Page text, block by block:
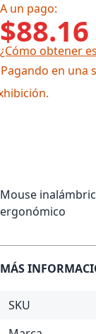
A un pago:
$88.16
¿Cómo obtener
en una
Mouse
ergonómico
MÁS
SKU